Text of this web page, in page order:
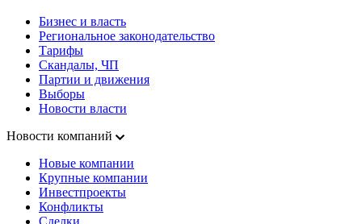
Бизнес и власть
Региональное законодательство
Тарифы
Скандалы, ЧП
Партии и движения
Выборы
Новости власти
Новости компаний
Новые компании
Крупные компании
Инвестпроекты
Конфликты
Сделки